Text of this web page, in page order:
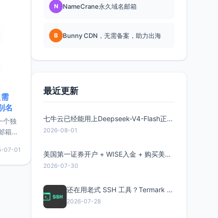
名
个独
箱等
较有
惠的
07-01
N NameCrane永久域名邮箱
B Bunny CDN，无需备案，助力出海
最近更新
七牛云已经能用上Deepseek-V4-Flash正式版了，点此领取300万Token
2026-08-01
美国第一证券开户 + WISE入金 + 购买美股全流程分享
2026-07-30
还在用老式 SSH 工具？Termark 新一代跨平台智能SSH客户端了解一下
2026-07-28